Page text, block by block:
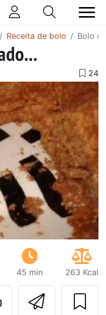
Receita de bolo Bolo
45 min 263 Kcal
Imprima
com o autor